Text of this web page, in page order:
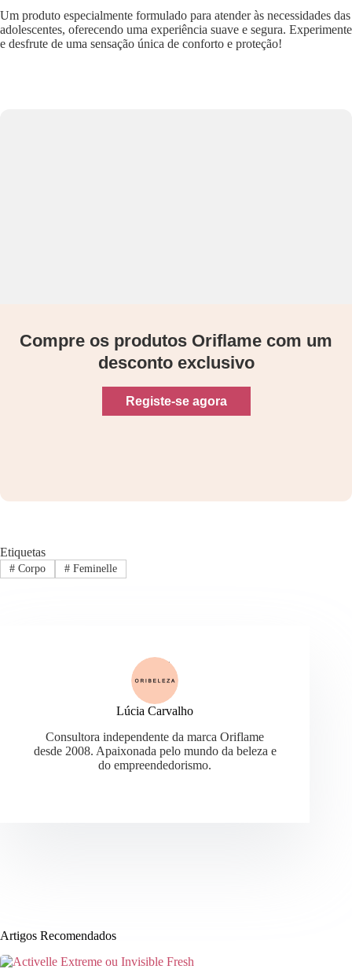
Um produto especialmente formulado para atender às necessidades das
adolescentes, oferecendo uma experiência suave e segura. Experimente
e desfrute de uma sensação única de conforto e proteção!
Compre os produtos Oriflame com um
desconto exclusivo
Registe-se agora
Etiquetas
#Corpo #Feminelle
Lúcia Carvalho
Consultora independente da marca Oriflame
desde 2008. Apaixonada pelo mundo da beleza e
do empreendedorismo.
Artigos Recomendados